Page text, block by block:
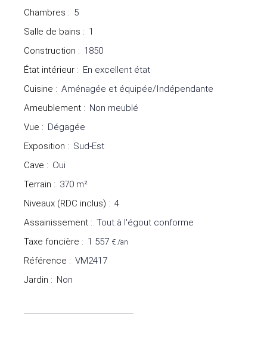
Chambres : 5
Salle de bains : 1
Construction : 1850
État intérieur : En excellent état
Cuisine : Aménagée et équipée/Indépendante
Ameublement : Non meublé
Vue : Dégagée
Exposition : Sud-Est
Cave : Oui
Terrain : 370 m²
Niveaux (RDC inclus) : 4
Assainissement : Tout à l'égout conforme
Taxe foncière : 1 557 € /an
Référence : VM2417
Jardin : Non